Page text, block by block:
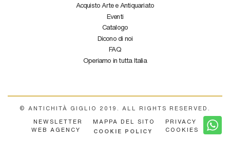
Acquisto Arte e Antiquariato
Eventi
Catalogo
Dicono di noi
FAQ
Operiamo in tutta Italia
© ANTICHITÀ GIGLIO 2019. ALL RIGHTS RESERVED.
NEWSLETTER
MAPPA DEL SITO
PRIVACY
WEB AGENCY
COOKIE POLICY COOKIES